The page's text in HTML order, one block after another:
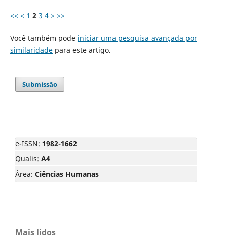
<< < 1 2 3 4 > >>
Você também pode iniciar uma pesquisa avançada por
similaridadepara este artigo.
Submissão
e-ISSN: 1982-1662
Qualis: A4
Área: Ciências Humanas
Mais lidos